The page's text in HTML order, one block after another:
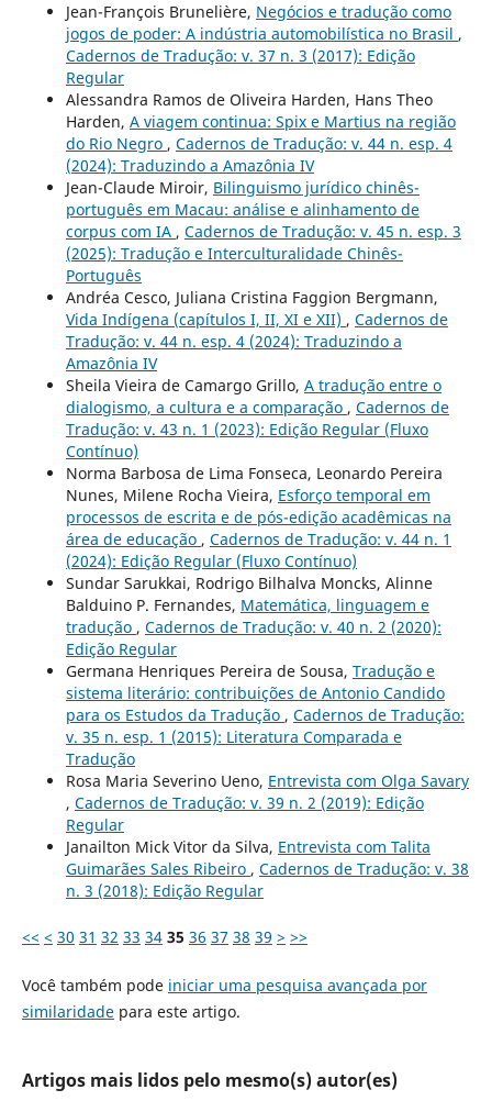
Jean-François Brunelière, Negócios e tradução como
jogos de poder: A indústria automobilística no Brasil ,
Cadernos de Tradução: v. 37 n. 3 (2017): Edição
Regular
Alessandra Ramos de Oliveira Harden, Hans Theo
Harden, A viagem continua: Spix e Martius na região
do Rio Negro , Cadernos de Tradução: v. 44 n. esp. 4
(2024): Traduzindo a Amazônia IV
Jean-Claude Miroir, Bilinguismo jurídico chinês-
português em Macau: análise e alinhamento de
corpus com IA , Cadernos de Tradução: v. 45 n. esp. 3
(2025): Tradução e Interculturalidade Chinês-
Português
Andréa Cesco, Juliana Cristina Faggion Bergmann,
Vida Indígena (capítulos I, II, XI e XII) , Cadernos de
Tradução: v. 44 n. esp. 4 (2024): Traduzindo a
Amazônia IV
Sheila Vieira de Camargo Grillo, A tradução entre o
dialogismo, a cultura e a comparação , Cadernos de
Tradução: v. 43 n. 1 (2023): Edição Regular (Fluxo
Contínuo)
Norma Barbosa de Lima Fonseca, Leonardo Pereira
Nunes, Milene Rocha Vieira, Esforço temporal em
processos de escrita e de pós-edição acadêmicas na
área de educação , Cadernos de Tradução: v. 44 n. 1
(2024): Edição Regular (Fluxo Contínuo)
Sundar Sarukkai, Rodrigo Bilhalva Moncks, Alinne
Balduino P. Fernandes, Matemática, linguagem e
tradução , Cadernos de Tradução: v. 40 n. 2 (2020):
Edição Regular
Germana Henriques Pereira de Sousa, Tradução e
sistema literário: contribuições de Antonio Candido
para os Estudos da Tradução , Cadernos de Tradução:
v. 35 n. esp. 1 (2015): Literatura Comparada e
Tradução
Rosa Maria Severino Ueno, Entrevista com Olga Savary
, Cadernos de Tradução: v. 39 n. 2 (2019): Edição
Regular
Janailton Mick Vitor da Silva, Entrevista com Talita
Guimarães Sales Ribeiro , Cadernos de Tradução: v. 38
n. 3 (2018): Edição Regular
<< < 30 31 32 33 34 35 36 37 38 39 > >>
Você também pode iniciar uma pesquisa avançada por
similaridadepara este artigo.
Artigos mais lidos pelo mesmo(s) autor(es)